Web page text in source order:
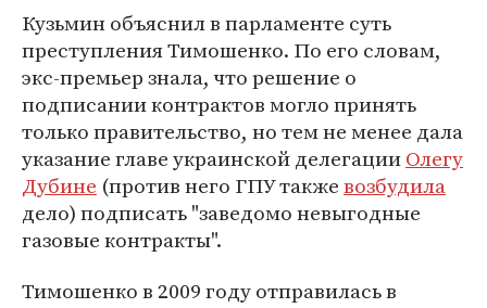
Кузьмин объяснил в парламенте суть
преступления Тимошенко. По его словам,
экс-премьер знала, что решение о
подписании контрактов могло принять
только правительство, но тем не менее дала
указание главе украинской делегацииОлегу
Дубине (против него ГПУ такжевозбудила
дело) подписать "заведомо невыгодные
газовые контракты".
Тимошенко в 2009 году отправилась в